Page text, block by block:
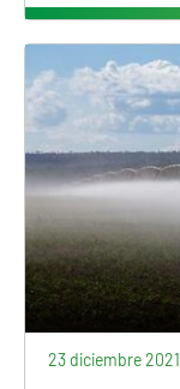
23 diciembre 2021